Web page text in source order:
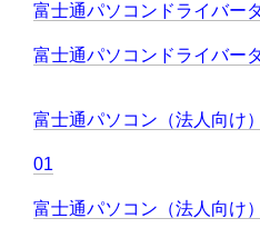
富士通パソコンドライバー
富士通パソコンドライバー
富士通パソコン（法人向け
01
富士通パソコン（法人向け